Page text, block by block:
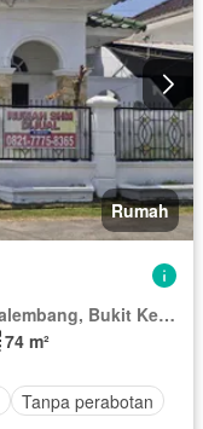
Rumah
RW 01, Kel 22 Ilir, Kec. Bukit Kecil, Palembang, Bukit Kecil, Palembang, Sumatera Selatan
74 m²
Tanpa perabotan